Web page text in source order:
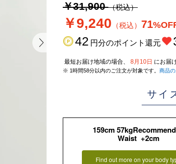
￥31,900（税込）
￥9,240 （税込） 71
42 円分のポイント還元
最短お届け地域の場合、 8月10日 にお届
※ 1時間58分以内のご注文が対象です。 商品
サイ
159cm
Waist +2cm
Find out more on your body